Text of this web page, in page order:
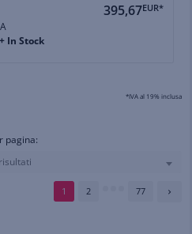
395,67EUR*
In Stock
*IVA al 19% inclusa
pagina:
1 2 77